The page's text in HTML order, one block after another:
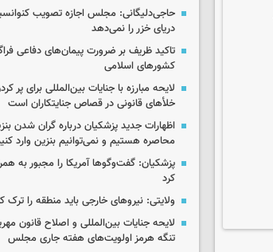
حاجی‌دلیگانی: مجلس اجازه تصویب
دریای خزر را نمی‌دهد
تاکید ظریف بر ضرورت پیمان‌های دفاعی
کشورهای اسلامی
لایحه مبارزه با جنایات بین‌المللی برای پر
خلأهای قانونی در قصاص جنایتکاران است
اظهارات جدید پزشکیان درباره گران شدن
محاصره هستیم و نمی‌توانیم بنزین وارد
پزشکیان: گفت‌وگوها آمریکا را مجبور به
کرد
ولایتی: نیروهای خارجی باید منطقه را ترک
لایحه جنایات بین‌المللی و اصلاح قانون
تنگه هرمز اولویت‌های هفته جاری مجلس